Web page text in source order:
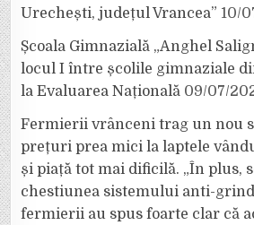
Urechești, județul Vrancea” 10/
Școala Gimnazială „Anghel
locul I între școlile gimnaziale
la Evaluarea Națională 09/07/
Fermierii vrânceni trag un nou
prețuri prea mici la laptele
și piață tot mai dificilă. „În plus,
chestiunea sistemului anti-
fermierii au spus foarte clar că